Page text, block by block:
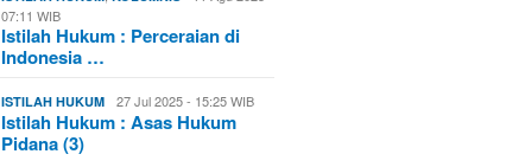
07:11 WIB
Istilah Hukum : Perceraian di
Indonesia …
ISTILAH HUKUM 27 Jul 2025 - 15:25 WIB
Istilah Hukum : Asas Hukum
Pidana (3)